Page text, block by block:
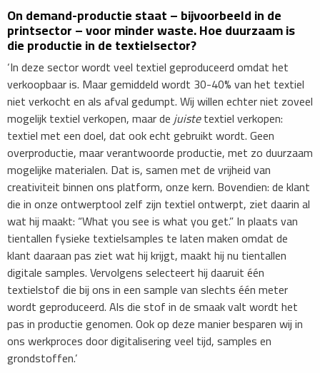
On demand-productie staat – bijvoorbeeld in de
printsector – voor minder waste. Hoe duurzaam is
die productie in de textielsector?
‘In deze sector wordt veel textiel geproduceerd omdat het
verkoopbaar is. Maar gemiddeld wordt 30-40% van het textiel
niet verkocht en als afval gedumpt. Wij willen echter niet zoveel
mogelijk textiel verkopen, maar dejuistetextiel verkopen:
textiel met een doel, dat ook echt gebruikt wordt. Geen
overproductie, maar verantwoorde productie, met zo duurzaam
mogelijke materialen. Dat is, samen met de vrijheid van
creativiteit binnen ons platform, onze kern. Bovendien: de klant
die in onze ontwerptool zelf zijn textiel ontwerpt, ziet daarin al
wat hij maakt: “What you see is what you get.” In plaats van
tientallen fysieke textielsamples te laten maken omdat de
klant daaraan pas ziet wat hij krijgt, maakt hij nu tientallen
digitale samples. Vervolgens selecteert hij daaruit één
textielstof die bij ons in een sample van slechts één meter
wordt geproduceerd. Als die stof in de smaak valt wordt het
pas in productie genomen. Ook op deze manier besparen wij in
ons werkproces door digitalisering veel tijd, samples en
grondstoffen.’